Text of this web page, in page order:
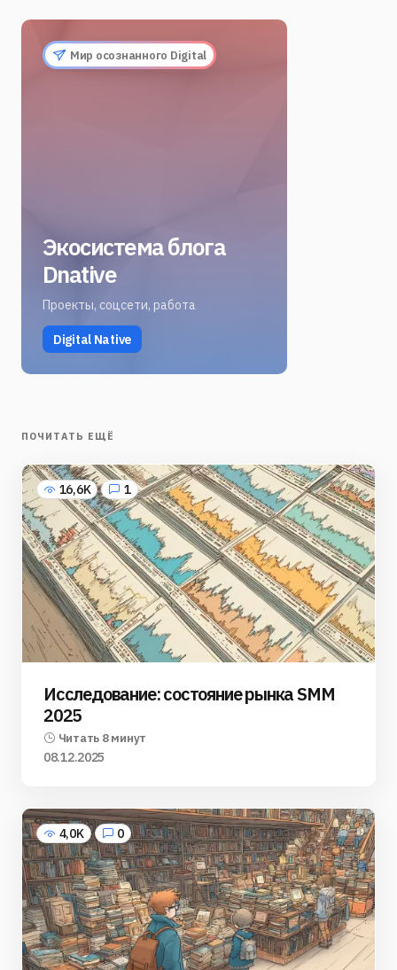
Мир осознанного Digital
Экосистема блога
Dnative
Проекты, соцсети, работа
Digital Native
ПОЧИТАТЬ ЕЩЁ
16,6K 1
Исследование: состояние рынка SMM
2025
Читать 8 минут
08.12.2025
4,0K 0